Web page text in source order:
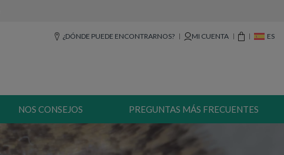
¿DÓNDE PUEDE ENCONTRARNOS? MI CUENTA ES
NOS CONSEJOS PREGUNTAS MÁS FRECUENTES